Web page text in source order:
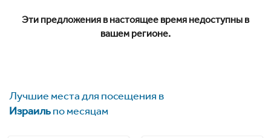
Эти предложения в настоящее время недоступны в
вашем регионе.
Лучшие места для посещения в
Израильпо месяцам